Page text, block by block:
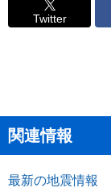
Twitter
関連情報
最新の地震情報